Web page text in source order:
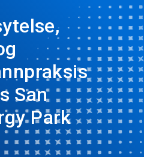
San
Park